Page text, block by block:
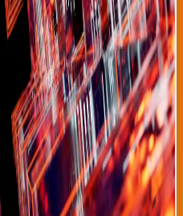
El nuevo sistema de IA podría
facilitando tratamientos
curación de 85% actual a
enfatizan que la IA no
su capacidad
que médicos se dediquen a
de tratamientos. Esta
se está convirtiendo en
El sistema de IA fue
Artificial para la
investigadores de
y la India. El modelo de
de red neuronal